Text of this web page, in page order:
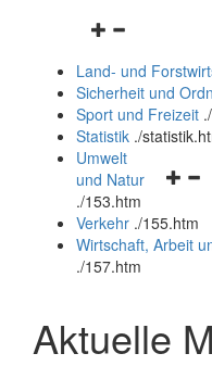
Navigationsmenü
und
schließen
Land- und
Sicherheit und
Sport und Freizeit .
Statistik ./
und
Umwelt
und Natur
./153.htm
Verkehr ./155.htm
Wirtschaft, Arbeit
./157.htm
Aktuelle